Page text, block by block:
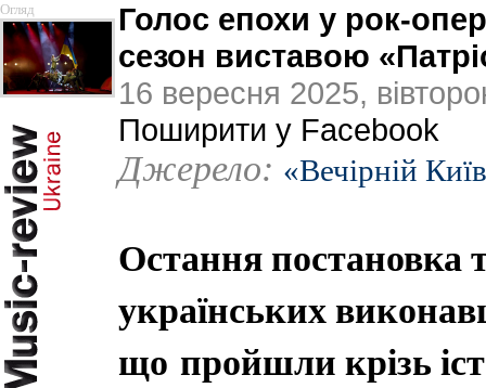
Огляд
Голос епохи у рок-
сезон виставою
16 вересня 2025,
Поширити у Facebook
Джерело: «Вечірній
Остання постановка
українських
що пройшли крізь